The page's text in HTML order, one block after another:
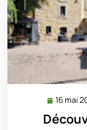
16 mai